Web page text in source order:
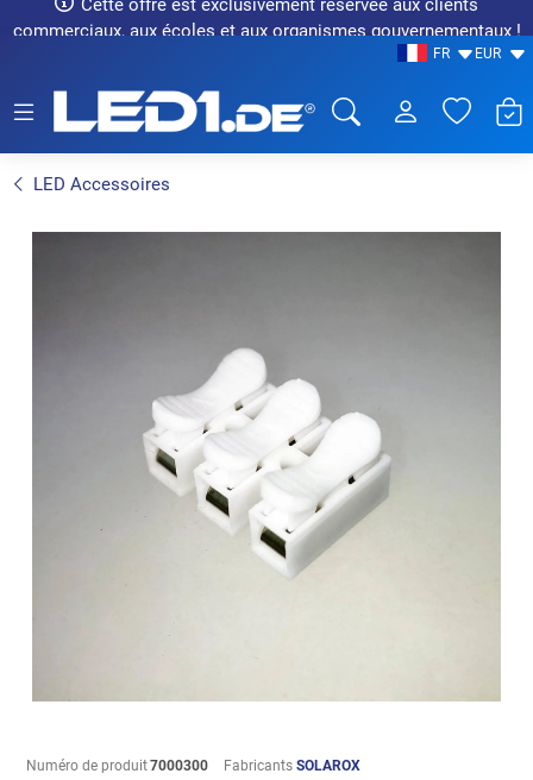
Cette offre est exclusivement réservée aux clients
commerciaux, aux écoles et aux organismes gouvernementaux !
FR EUR
LED Accessoires
Numéro de produit7000300 Fabricants SOLAROX